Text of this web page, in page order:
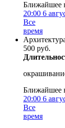
Ближайшее
20:00 6
Все
время
500 руб.
Ближайшее
20:00 6
Все
время